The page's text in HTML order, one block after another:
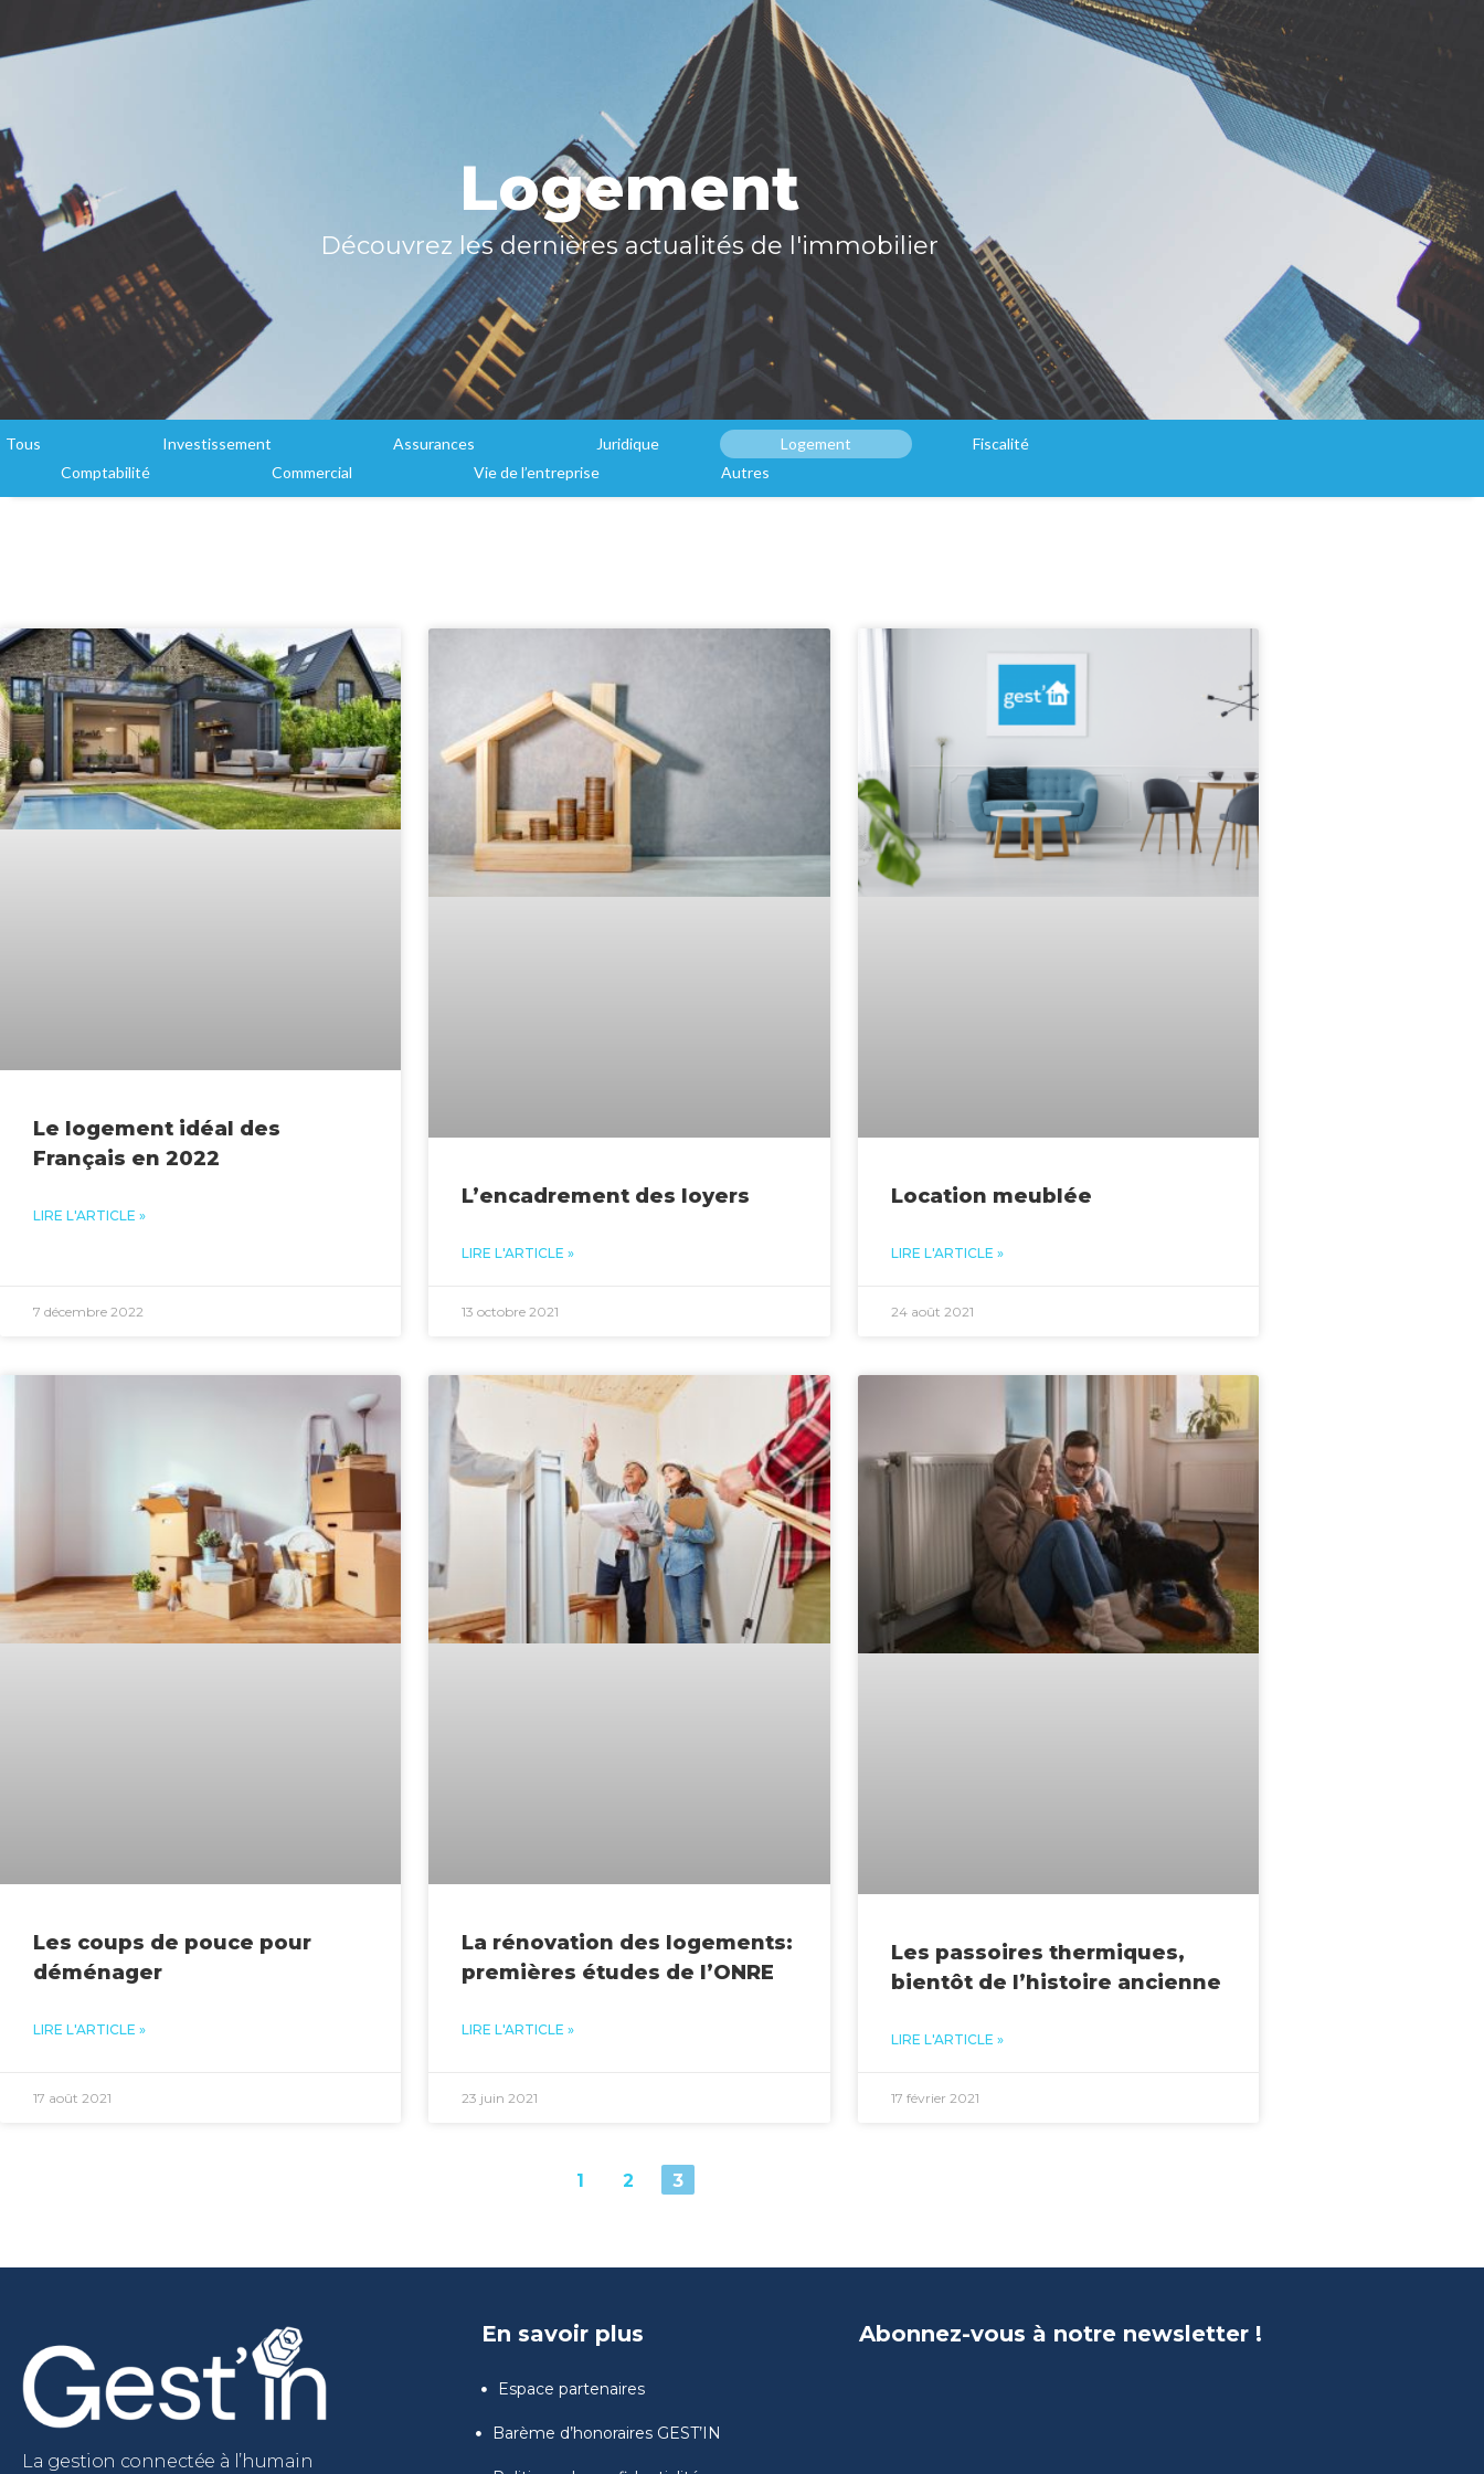
Logement
Découvrez les dernières actualités de l'immobilier
Tous Investissement Assurances Juridique Logement
Fiscalité
Comptabilité
Commercial Vie de l’entreprise Autres
Le logement idéal des
Français en 2022
LIRE L'ARTICLE »
7 décembre 2022
L’encadrement des loyers
LIRE L'ARTICLE »
13 octobre 2021
Location meublée
LIRE L'ARTICLE »
24 août 2021
Les coups de pouce pour
déménager
LIRE L'ARTICLE »
17 août 2021
La rénovation des logements:
premières études de l’ONRE
LIRE L'ARTICLE »
23 juin 2021
Les passoires thermiques,
bientôt de l’histoire ancienne
LIRE L'ARTICLE »
17 février 2021
1 2 3
La gestion connectée à l’humain
En savoir plus
Espace partenaires
Barème d’honoraires GEST’IN
Abonnez-vous à notre newsletter !